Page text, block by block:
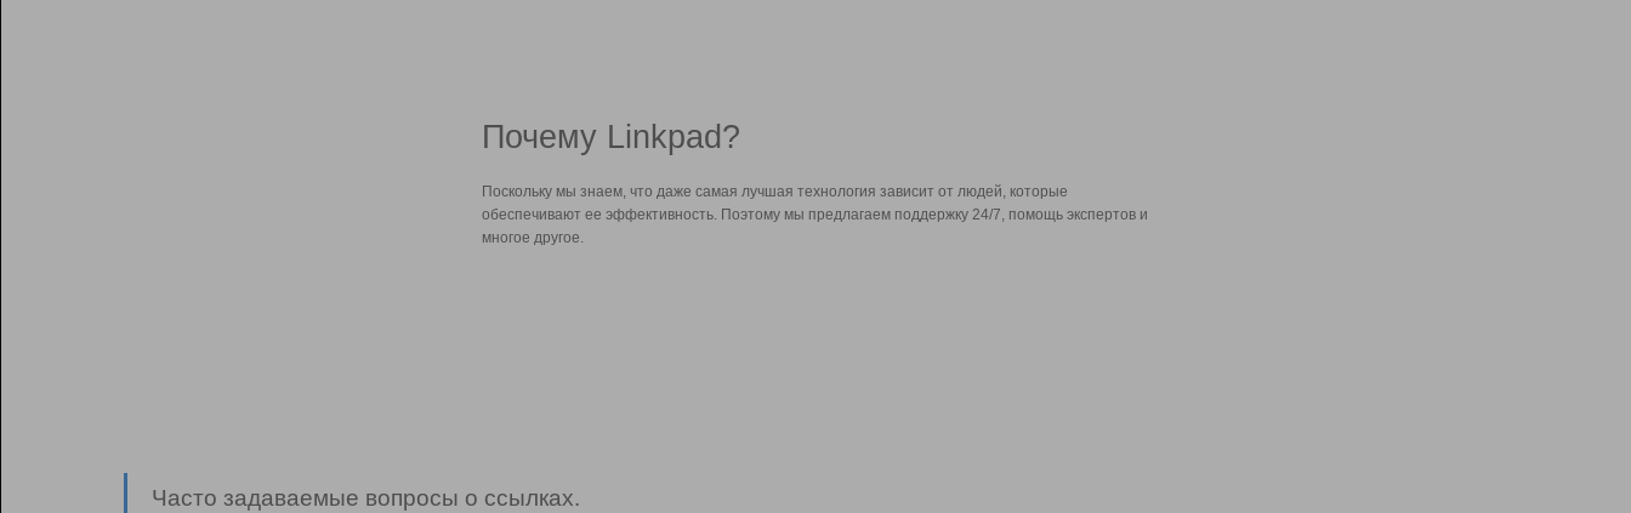
Почему Linkpad?
Поскольку мы знаем, что даже самая лучшая технология зависит от людей, которые
обеспечивают ее эффективность. Поэтому мы предлагаем поддержку 24/7, помощь экспертов и
многое другое.
Часто задаваемые вопросы о ссылках.